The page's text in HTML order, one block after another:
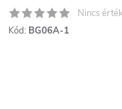
Nincs
Kód: BG06A-1